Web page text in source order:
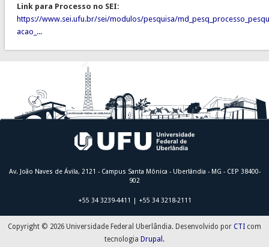
Link para Processo no SEI:
https://www.sei.ufu.br/sei/modulos/pesquisa/
acao_...
Av. João Naves de Ávila, 2121 - Campus Santa Mônica - Uberlândia - MG - CEP 38400-
902
+55 34 3239-4411 | +55 34 3218-2111
Copyright © 2026 Universidade Federal Uberlândia. Desenvolvido por CTI com
tecnologia Drupal.